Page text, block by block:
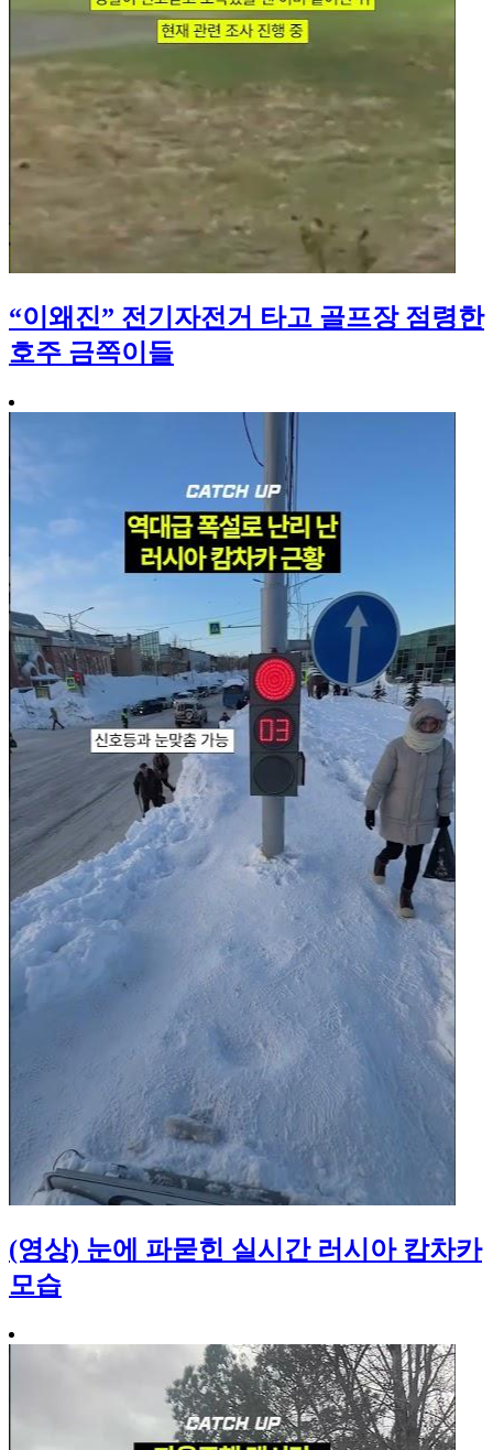
“이왜진” 전기자전거 타고 골프장 점령한
호주 금쪽이들
(영상) 눈에 파묻힌 실시간 러시아 캄차카
모습